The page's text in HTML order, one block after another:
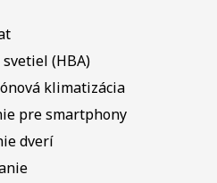
(HBA)
klimatizácia
pre smartphony
dverí